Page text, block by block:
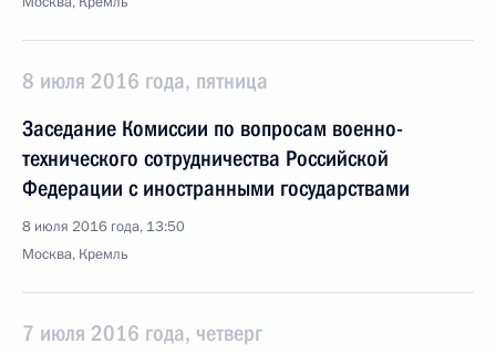
8 июля 2016 года, пятница
Заседание Комиссии по вопросам военно-
технического сотрудничества Российской
Федерации с иностранными государствами
8 июля 2016 года, 13:50
Москва, Кремль
7 июля 2016 года, четверг